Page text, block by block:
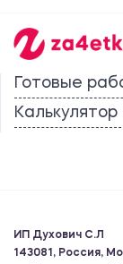
Готовые
ИП Духович С.Л
143081, Россия,